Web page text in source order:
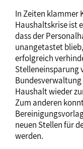
In Zeiten klammer
Haushaltskrise ist
dass der
unangetastet
erfolgreich
Stelleneinsparung
Haushalt wieder
Zum anderen
neuen Stellen für
werden.